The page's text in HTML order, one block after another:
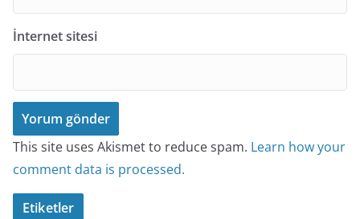
İnternet sitesi
This site uses Akismet to reduce spam. Learn how your
comment data is processed.
Etiketler